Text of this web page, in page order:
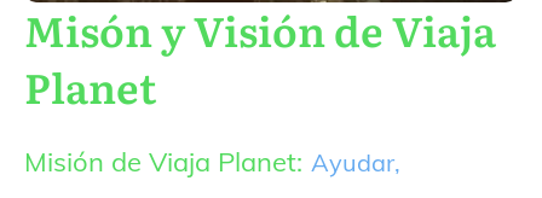
Misón y Visión de Viaja
Planet
Misión de Viaja Planet: Ayudar,